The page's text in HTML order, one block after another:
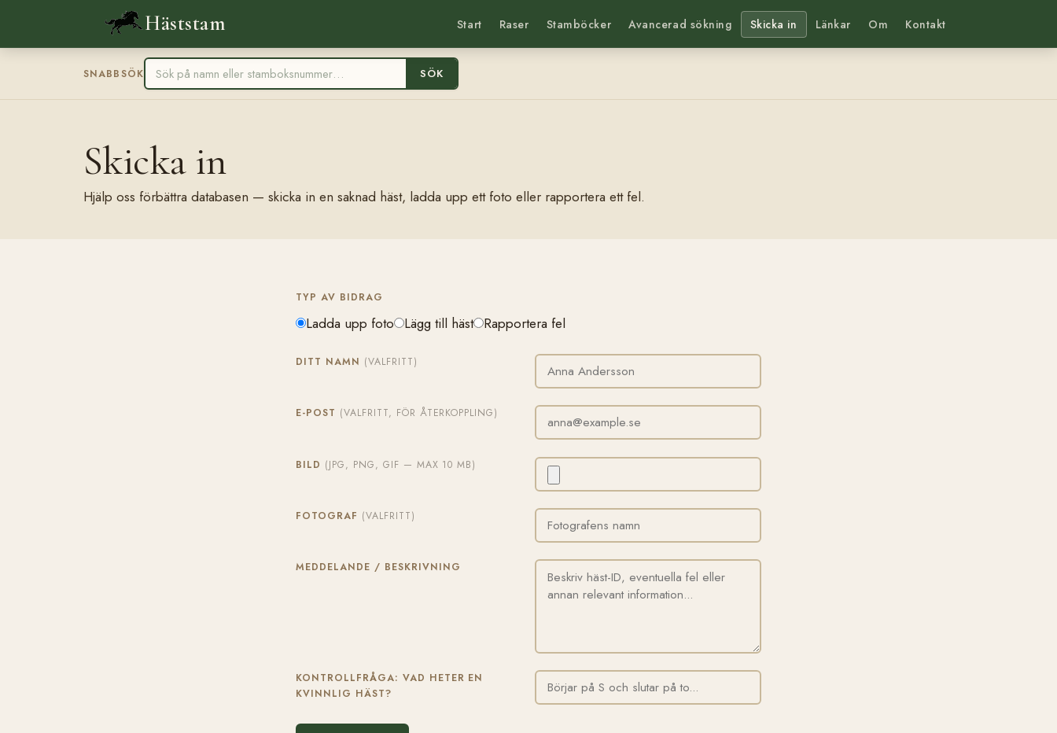
Häststam Start Raser Stamböcker Avancerad sökning Skicka in Länkar Om Kontakt
SNABBSÖK SÖK
Skicka in
Hjälp oss förbättra databasen — skicka in en saknad häst, ladda upp ett foto eller rapportera ett fel.
TYP AV BIDRAG
Ladda upp foto Lägg till häst Rapportera fel
DITT NAMN (VALFRITT)
E-POST (VALFRITT, FÖR ÅTERKOPPLING)
BILD (JPG, PNG, GIF — MAX 10 MB)
FOTOGRAF (VALFRITT)
MEDDELANDE / BESKRIVNING
KONTROLLFRÅGA: VAD HETER EN
KVINNLIG HÄST?